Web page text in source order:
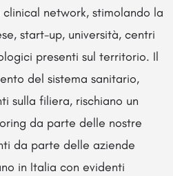
network, stimolando la
start-up, università, centri
presenti sul territorio. Il
del sistema sanitario,
sulla filiera, rischiano un
da parte delle nostre
da parte delle aziende
in Italia con evidenti